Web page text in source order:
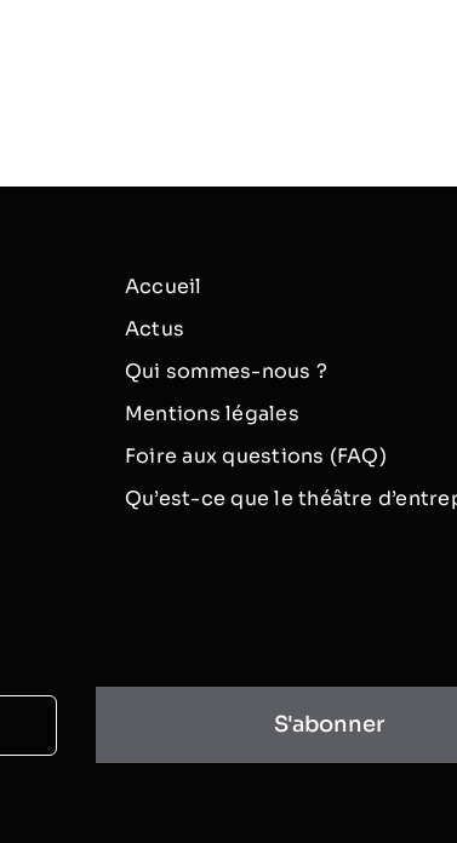
Accueil
Actus
Qui sommes-nous ?
Mentions légales
Foire aux questions (FAQ)
Qu’est-ce que le théâtre
S'abonner